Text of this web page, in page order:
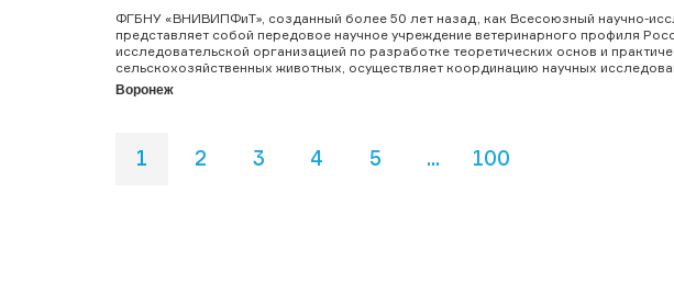
ФГБНУ «ВНИВИПФиТ», созданный более 50 лет назад, как Всесоюзный научно-
представляет собой передовое научное учреждение ветеринарного профиля
исследовательской организацией по разработке теоретических основ и
сельскохозяйственных животных, осуществляет координацию научных
Воронеж
1 2 3 4 5 ... 100